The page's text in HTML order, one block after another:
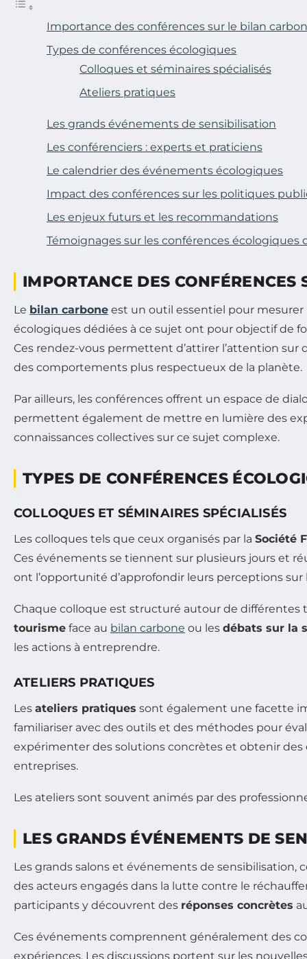
Importance des conférences sur le bilan
Types de conférences écologiques
Colloques et séminaires spécialisés
Ateliers pratiques
Les grands événements de sensibilisation
Les conférenciers : experts et praticiens
Le calendrier des événements écologiques
Impact des conférences sur les politiques
Les enjeux futurs et les recommandations
Témoignages sur les conférences écologiques
IMPORTANCE DES
Le bilan carbone est un outil essentiel pour mesurer
écologiques dédiées à ce sujet ont pour objectif de
Ces rendez-vous permettent d’attirer l’attention
des comportements plus respectueux de la planète.
Par ailleurs, les conférences offrent un espace de
permettent également de mettre en lumière des
connaissances collectives sur ce sujet complexe.
TYPES DE CONFÉRENCES
COLLOQUES ET SÉMINAIRES SPÉCIALISÉS
Les colloques tels que ceux organisés par la Société
Ces événements se tiennent sur plusieurs jours et
ont l’opportunité d’approfondir leurs perceptions
Chaque colloque est structuré autour de différentes
tourisme face au bilan carbone ou les débats sur la
les actions à entreprendre.
ATELIERS PRATIQUES
Les ateliers pratiques sont également une facette
familiariser avec des outils et des méthodes pour
expérimenter des solutions concrètes et obtenir des
entreprises.
Les ateliers sont souvent animés par des
LES GRANDS ÉVÉNEMENTS DE
Les grands salons et événements de sensibilisation,
des acteurs engagés dans la lutte contre le
participants y découvrent des réponses concrètes
Ces événements comprennent généralement des
expériences. Les discussions portent sur les